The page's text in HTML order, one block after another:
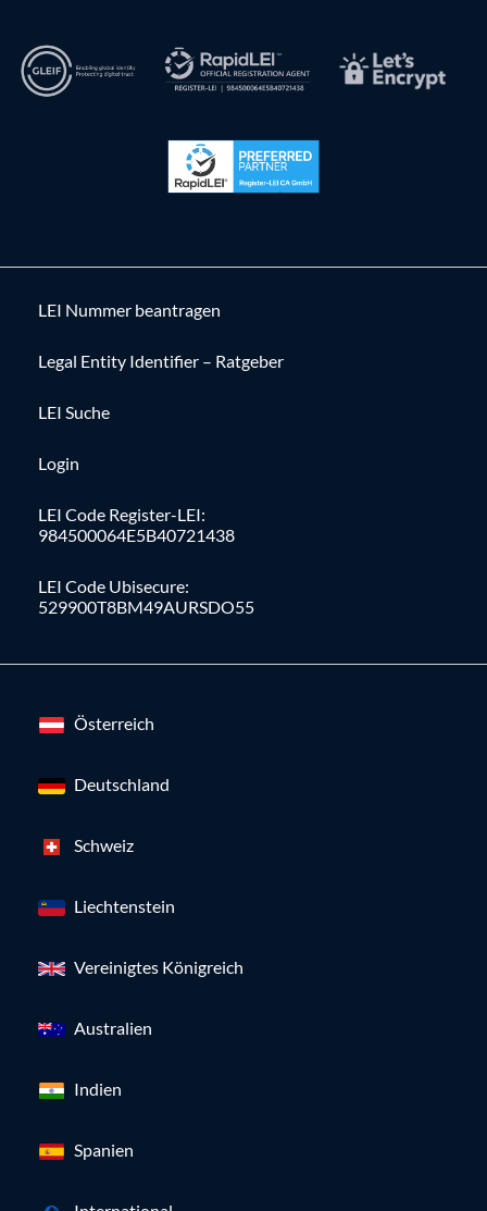
LEI Nummer beantragen
Legal Entity Identifier – Ratgeber
LEI Suche
Login
LEI Code Register-LEI:
984500064E5B40721438
LEI Code Ubisecure:
529900T8BM49AURSDO55
Österreich
Deutschland
Schweiz
Liechtenstein
Vereinigtes Königreich
Australien
Indien
Spanien